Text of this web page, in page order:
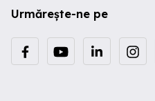
Urmărește-ne pe